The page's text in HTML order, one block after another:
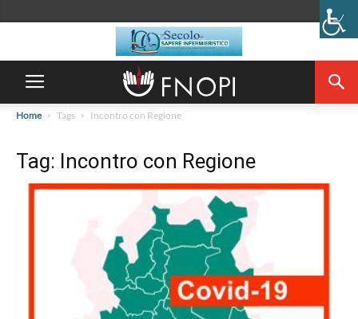
Home Tags Incontro con Regione
Tag: Incontro con Regione